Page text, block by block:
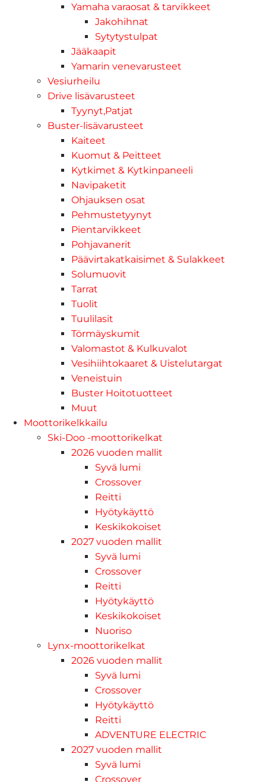
Yamaha varaosat & tarvikkeet
Jakohihnat
Sytytystulpat
Jääkaapit
Yamarin venevarusteet
Vesiurheilu
Drive lisävarusteet
Tyynyt,Patjat
Buster-lisävarusteet
Kaiteet
Kuomut & Peitteet
Kytkimet & Kytkinpaneeli
Navipaketit
Ohjauksen osat
Pehmustetyynyt
Pientarvikkeet
Pohjavanerit
Päävirtakatkaisimet & Sulakkeet
Solumuovit
Tarrat
Tuolit
Tuulilasit
Törmäyskumit
Valomastot & Kulkuvalot
Vesihiihtokaaret & Uistelutargat
Veneistuin
Buster Hoitotuotteet
Muut
Moottorikelkkailu
Ski-Doo -moottorikelkat
2026 vuoden mallit
Syvä lumi
Crossover
Reitti
Hyötykäyttö
Keskikokoiset
2027 vuoden mallit
Syvä lumi
Crossover
Reitti
Hyötykäyttö
Keskikokoiset
Nuoriso
Lynx-moottorikelkat
2026 vuoden mallit
Syvä lumi
Crossover
Hyötykäyttö
Reitti
ADVENTURE ELECTRIC
2027 vuoden mallit
Syvä lumi
Crossover